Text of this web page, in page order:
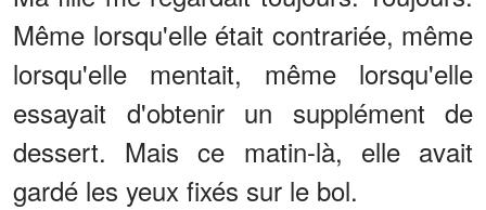
Même lorsqu'elle était contrariée, même
lorsqu'elle mentait, même lorsqu'elle
essayait d'obtenir un supplément de
dessert. Mais ce matin-là, elle avait
gardé les yeux fixés sur le bol.